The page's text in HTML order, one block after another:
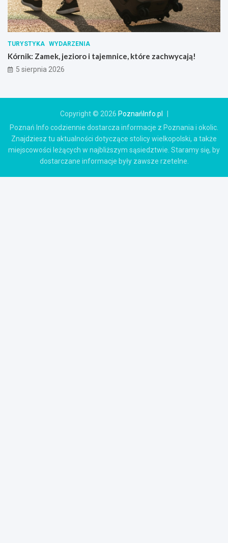
TURYSTYKA WYDARZENIA
Kórnik: Zamek, jezioro i tajemnice, które zachwycają!
5 sierpnia 2026
Copyright © 2026 PoznańInfo.pl
Poznań Info codziennie dostarcza informacje z Poznania i okolic.
Znajdziesz tu aktualności dotyczące stolicy wielkopolski, a także
miejscowości leżących w najbliższym sąsiedztwie. Staramy się, by
dostarczane informacje były zawsze rzetelne.